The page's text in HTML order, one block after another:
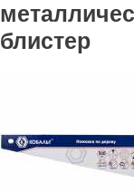
блистер